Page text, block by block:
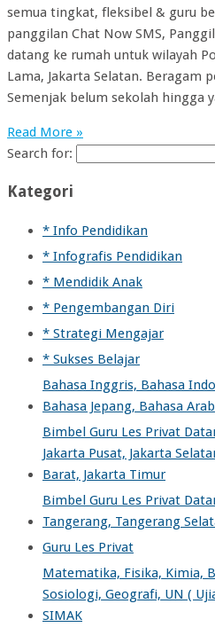
semua tingkat, fleksibel & guru
panggilan Chat Now SMS,
datang ke rumah untuk wilayah
Lama, Jakarta Selatan. Beragam
Semenjak belum sekolah hingga
Read More »
Search for:
Kategori
* Info Pendidikan
* Infografis Pendidikan
* Mendidik Anak
* Pengembangan Diri
* Strategi Mengajar
* Sukses Belajar
Bahasa Inggris, Bahasa
Bahasa Jepang, Bahasa Arab
Bimbel Guru Les Privat
Jakarta Pusat, Jakarta
Barat, Jakarta Timur
Bimbel Guru Les Privat
Tangerang, Tangerang
Guru Les Privat
Matematika, Fisika, Kimia,
Sosiologi, Geografi, UN (
SIMAK